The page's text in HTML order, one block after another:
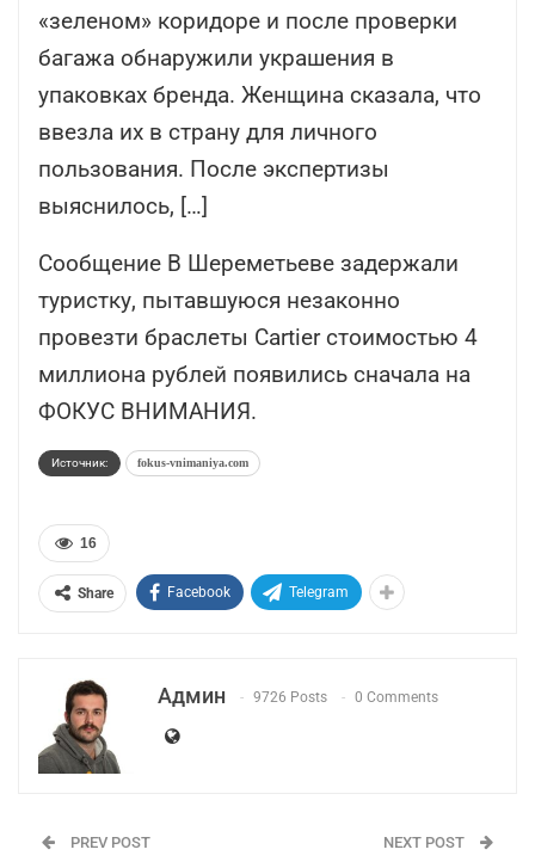
«зеленом» коридоре и после проверки
багажа обнаружили украшения в
упаковках бренда. Женщина сказала, что
ввезла их в страну для личного
пользования. После экспертизы
выяснилось, […]
Сообщение В Шереметьеве задержали
туристку, пытавшуюся незаконно
провезти браслеты Cartier стоимостью 4
миллиона рублей появились сначала на
ФОКУС ВНИМАНИЯ.
Источник: fokus-vnimaniya.com
16
Share Facebook Telegram
Админ 9726 Posts 0 Comments
PREV POST NEXT POST